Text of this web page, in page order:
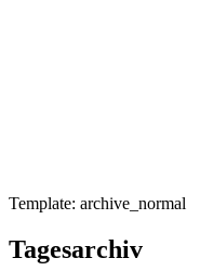
Template: archive_normal
Tagesarchiv